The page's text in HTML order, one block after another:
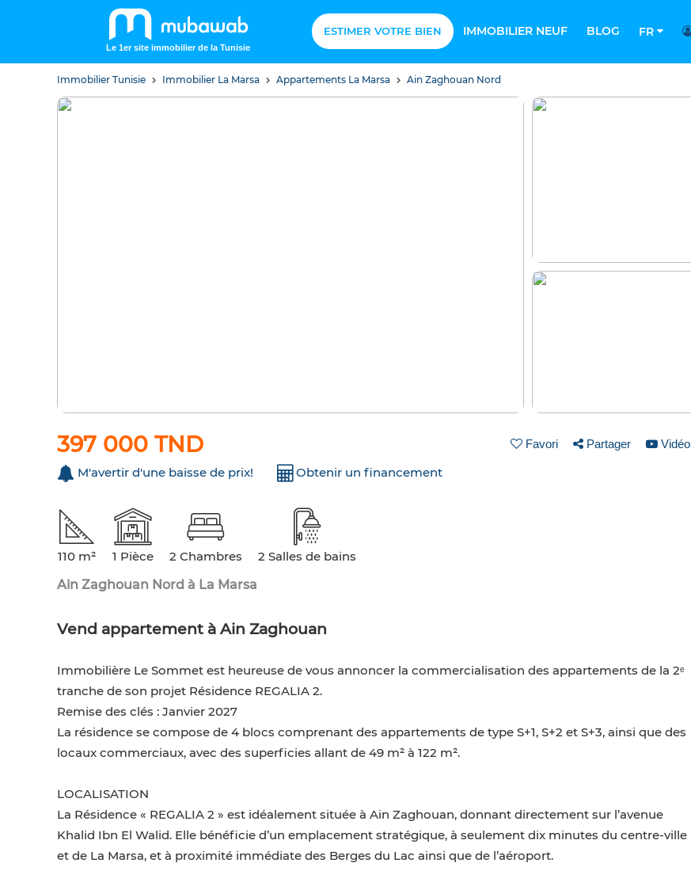
Le 1er site immobilier de la Tunisie
ESTIMER VOTRE BIEN IMMOBILIER NEUF BLOG FR
Immobilier Tunisie Immobilier La Marsa Appartements La Marsa Ain Zaghouan Nord
397 000 TND Favori Partager Vidéo
M'avertir d'une baisse de prix! Obtenir un financement
110 m² 1 Pièce 2 Chambres
2 Salles de bains
Ain Zaghouan Nord à La Marsa
Vend appartement à Ain Zaghouan
Immobilière Le Sommet est heureuse de vous annoncer la commercialisation des appartements de la 2ᵉ
tranche de son projet Résidence REGALIA 2.
Remise des clés : Janvier 2027
La résidence se compose de 4 blocs comprenant des appartements de type S+1, S+2 et S+3, ainsi que des
locaux commerciaux, avec des superficies allant de 49 m² à 122 m².
LOCALISATION
La Résidence « REGALIA 2 » est idéalement située à Ain Zaghouan, donnant directement sur l’avenue
Khalid Ibn El Walid. Elle bénéficie d’un emplacement stratégique, à seulement dix minutes du centre-ville
et de La Marsa, et à proximité immédiate des Berges du Lac ainsi que de l’aéroport.